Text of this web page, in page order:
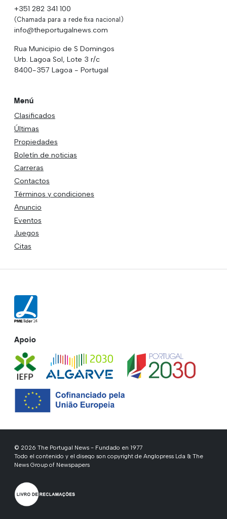
+351 282 341 100
(Chamada para a rede fixa nacional)
info@theportugalnews.com
Rua Municipio de S Domingos
Urb. Lagoa Sol, Lote 3 r/c
8400-357 Lagoa - Portugal
Menú
Clasificados
Últimas
Propiedades
Boletín de noticias
Carreras
Contactos
Términos y condiciones
Anuncio
Eventos
Juegos
Citas
Apoio
© 2026 The Portugal News - Fundado en 1977
Todo el contenido y el diseqo son copyright de Anglopress Lda & The
News Group of Newspapers